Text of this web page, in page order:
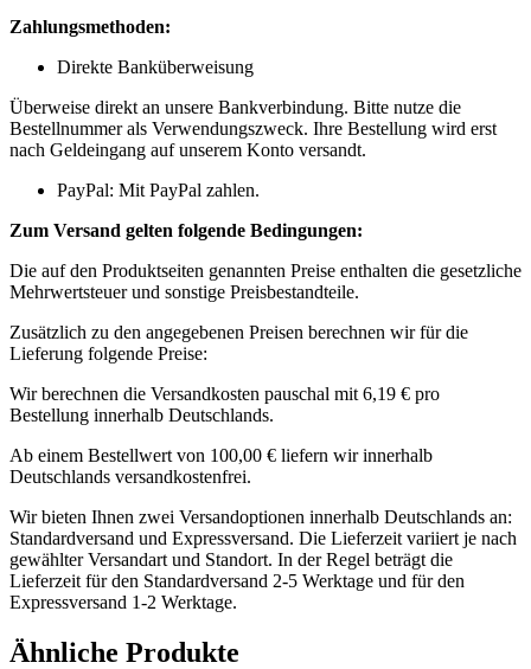
Zahlungsmethoden:
Direkte Banküberweisung
Überweise direkt an unsere Bankverbindung. Bitte nutze die
Bestellnummer als Verwendungszweck. Ihre Bestellung wird erst
nach Geldeingang auf unserem Konto versandt.
PayPal: Mit PayPal zahlen.
Zum Versand gelten folgende Bedingungen:
Die auf den Produktseiten genannten Preise enthalten die gesetzliche
Mehrwertsteuer und sonstige Preisbestandteile.
Zusätzlich zu den angegebenen Preisen berechnen wir für die
Lieferung folgende Preise:
Wir berechnen die Versandkosten pauschal mit 6,19 € pro
Bestellung innerhalb Deutschlands.
Ab einem Bestellwert von 100,00 € liefern wir innerhalb
Deutschlands versandkostenfrei.
Wir bieten Ihnen zwei Versandoptionen innerhalb Deutschlands an:
Standardversand und Expressversand. Die Lieferzeit variiert je nach
gewählter Versandart und Standort. In der Regel beträgt die
Lieferzeit für den Standardversand 2-5 Werktage und für den
Expressversand 1-2 Werktage.
Ähnliche Produkte